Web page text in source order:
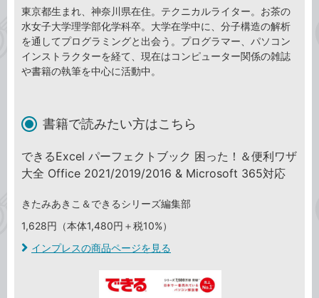
東京都生まれ、神奈川県在住。テクニカルライター。お茶の
水女子大学理学部化学科卒。大学在学中に、分子構造の解析
を通してプログラミングと出会う。プログラマー、パソコン
インストラクターを経て、現在はコンピューター関係の雑誌
や書籍の執筆を中心に活動中。
書籍で読みたい方はこちら
できるExcel パーフェクトブック 困った！＆便利ワザ
大全 Office 2021/2019/2016 & Microsoft 365対応
きたみあきこ＆できるシリーズ編集部
1,628円（本体1,480円＋税10%）
インプレスの商品ページを見る